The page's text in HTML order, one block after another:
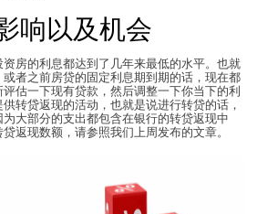
响以及机会
房的利息都达到了几年来最低的水平。也就
者之前房贷的固定利息期到期的话，现在都
估一下现有贷款，然后调整一下你当下的利
转贷返现的活动，也就是说进行转贷的话，
大部分的支出都包含在银行的转贷返现中
返现数额，请参照我们上周发布的文章。